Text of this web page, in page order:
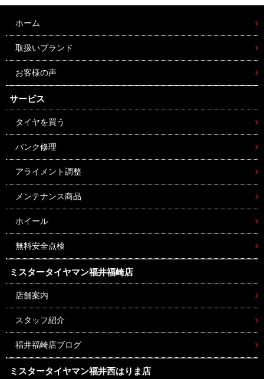
ホーム
取扱いブランド
お客様の声
サービス
タイヤを買う
パンク修理
アライメント調整
メンテナンス商品
ホイール
無料安全点検
ミスタータイヤマン福井福崎店
店舗案内
スタッフ紹介
福井福崎店ブログ
ミスタータイヤマン福井西はりま店